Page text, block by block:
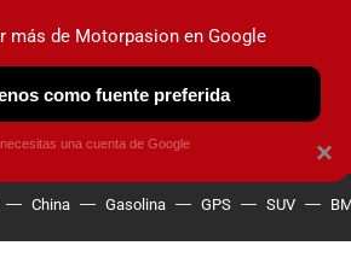
ELÉCTRICOS OBSERVATORIO
China Gasolina GPS SUV
×
más de Motorpasion en Google
como fuente preferida
una cuenta de Google